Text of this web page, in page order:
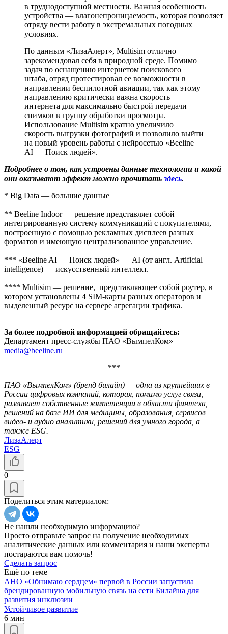
в труднодоступной местности. Важная особенность
устройства — влагонепроницаемость, которая позволяет
отряду вести работу в экстремальных погодных
условиях.
По данным «ЛизаАлерт», Multisim отлично
зарекомендовал себя в природной среде. Помимо
задач по оснащению интернетом поискового
штаба, отряд протестировал ее возможности в
направлении беспилотной авиации, так как этому
направлению критически важна скорость
интернета для максимально быстрой передачи
снимков в группу обработки просмотра.
Использование Multisim кратно увеличило
скорость выгрузки фотографий и позволило выйти
на новый уровень работы с нейросетью «Beeline
AI — Поиск людей».
Подробнее о том, как устроены данные технологии и какой
они оказывают эффект можно прочитать здесь.
* Big Data — большие данные
** Beeline Indoor — решение представляет собой
интегрированную систему коммуникаций с покупателями,
построенную с помощью рекламных дисплеев разных
форматов и имеющую централизованное управление.
*** «Beeline AI — Поиск людей» — AI (от англ. Artificial
intelligence) — искусственный интеллект.
**** Multisim — решение, ​​ представляющее собой роутер, в
котором установлены 4 SIM-карты разных операторов и
выделенный ресурс на сервере агрегации трафика.
За более подробной информацией обращайтесь:
Департамент пресс-службы ПАО «ВымпелКом»
media@beeline.ru
***
ПАО «ВымпелКом» (бренд билайн) — одна из крупнейших в
России цифровых компаний, которая, помимо услуг связи,
развивает собственные компетенции в области финтеха,
решений на базе ИИ для медицины, образования, сервисов
видео- и аудио аналитики, решений для умного города, а
также ESG.
ЛизаАлерт
ESG
0
Поделиться этим материалом:
Не нашли необходимую информацию?
Просто отправьте запрос на получение необходимых
аналитические данных или комментария и наши эксперты
постараются вам помочь!
Сделать запрос
Ещё по теме
АНО «Обнимаю сердцем» первой в России запустила
брендированную мобильную связь на сети Билайна для
развития инклюзии
Устойчивое развитие
6 мин